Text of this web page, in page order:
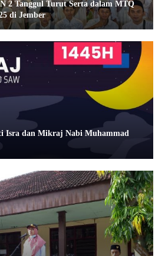
2 Tanggul Turut Serta dalam MTQ
di Jember
Isra dan Mikraj Nabi Muhammad